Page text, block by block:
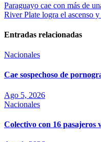
Paraguayo cae con más de
River Plate logra el ascenso
Entradas relacionadas
Nacionales
Cae sospechoso de
Ago 5, 2026
Nacionales
Colectivo con 16 pasajeros